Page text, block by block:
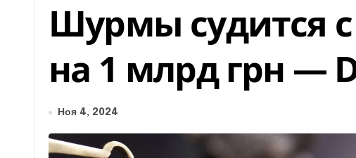
Шурмы судится
на 1 млрд грн —
Ноя 4, 2024